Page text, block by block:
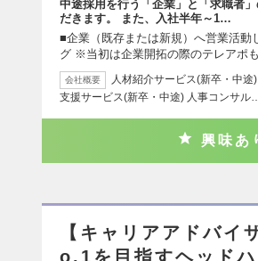
中途採用を行う「企業」と「求職者
だきます。 また、入社半年～1…
■企業（既存または新規）へ営業活動
グ ※当初は企業開拓の際のテレアポ
会社概要
人材紹介サービス(新卒・中
支援サービス(新卒・中途) 人事コンサル…
興味あ
【キャリアアドバイ
o.1を目指すヘッドハ